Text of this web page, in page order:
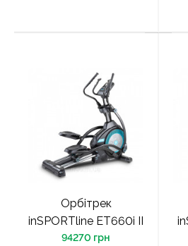
Орбітрек
inSPORTline ET660i II
94270 грн